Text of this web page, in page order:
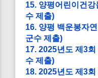
15. 양평어린이건
수 제출)
16. 양평 백운봉자
군수 제출)
17. 2025년도 제3
수 제출)
18. 2025년도 제3회